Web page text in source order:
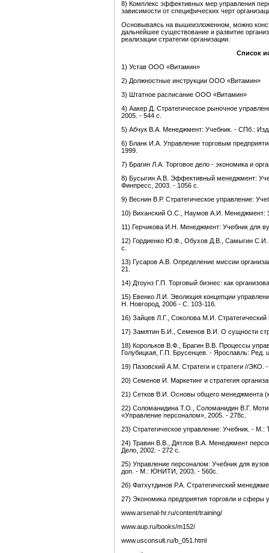
8) Комплекс эффективных мер управления
зависимости от специфических черт
Основываясь на вышеизложенном, можно
дальнейшее существование и развитие
реализации стратегии организации.
Список
1) Устав ООО «Витамин»
2) Должностные инструкции ООО «Витамин»
3) Штатное расписание ООО «Витамин»
4) Аакер Д. Стратегическое рыночное
2005. - 544 с.
5) Абчук В.А. Менеджмент: Учебник. - СПб.:
6) Бланк И.А. Управление торговым
1999.
7) Брагин Л.А. Торговое дело - экономика и
8) Бусыгин А.В. Эффективный менеджмент:
Финпресс, 2003. - 1056 с.
9) Веснин В.Р. Стратегическое управление:
10) Виханский О.С., Наумов А.И. Менеджмент:
11) Герчикова И.Н. Менеджмент: Учебник для
12) Гордиенко Ю.Ф., Обухов Д.В., Самыгин С.И.
с.
13) Гусаров А.В. Определение миссии
21.
14) Дтоунз Г.П. Торговый бизнес: как
15) Евенко Л.И. Эволюция концепции
Н. Новгород, 2006 - С. 103-116.
16) Зайцев Л.Г., Соколова М.И.
17) Замятин Б.И., Семенов В.И. О сущности
18) Корольков В.Ф., Брагин В.В. Процессы
Голубицкая, Г.П. Брусенцев. - Ярославль: Ред.
19) Пазовский А.М. Стратеги и стратеги //
20) Семенов И. Маркетинг и стратегия
21) Сетков В.И. Основы общего менеджмента
22) Соломанидина Т.О., Соломанидин В.Г.
«Управление персоналом», 2005. - 278с.
23) Стратегическое управление: Учебник. - М.:
24) Травин В.В., Дятлов В.А. Менеджмент
Дело, 2002. - 272 с.
25) Управление персоналом: Учебник для
доп. - М.: ЮНИТИ, 2003. - 560с.
26) Фатхутдинов Р.А. Стратегический
27) Экономика предприятия торговли и
www.arsenal-hr.ru/content/training/
www.aup.ru/books/m152/
www.usconsult.ru/b_051.html